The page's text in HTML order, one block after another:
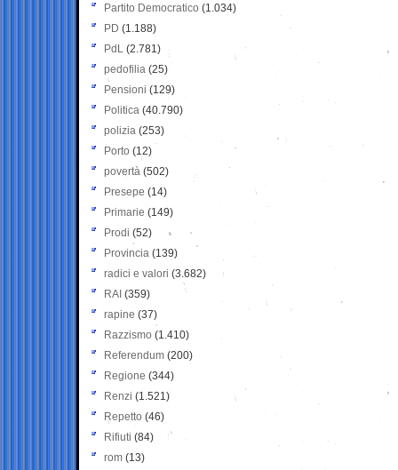
Partito Democratico (1.034)
PD (1.188)
PdL (2.781)
pedofilia (25)
Pensioni (129)
Politica (40.790)
polizia (253)
Porto (12)
povertà (502)
Presepe (14)
Primarie (149)
Prodi (52)
Provincia (139)
radici e valori (3.682)
RAI (359)
rapine (37)
Razzismo (1.410)
Referendum (200)
Regione (344)
Renzi (1.521)
Repetto (46)
Rifiuti (84)
rom (13)